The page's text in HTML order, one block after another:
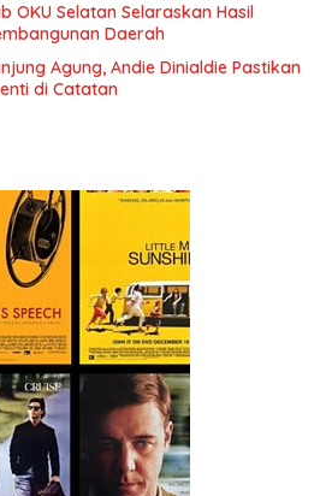
OKU Selatan Selaraskan Hasil
Daerah
Agung, Andie Dinialdie Pastikan
di Catatan